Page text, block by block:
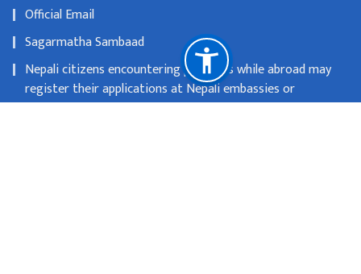
Official Email
Sagarmatha Sambaad
Nepali citizens encountering problems while abroad may
register their applications at Nepali embassies or
consulates